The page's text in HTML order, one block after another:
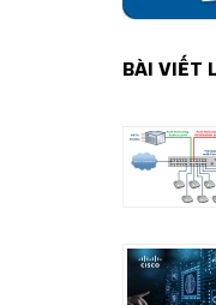
BÀI VIẾT